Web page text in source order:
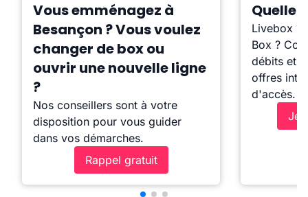
Vous emménagez à
Besançon ? Vous voulez
changer de box ou
ouvrir une nouvelle ligne
?
Nos conseillers sont à votre
disposition pour vous guider
dans vos démarches.
Rappel gratuit
Quelle
Livebox ?
Box ?
débits et
offres
d'accès.
Je